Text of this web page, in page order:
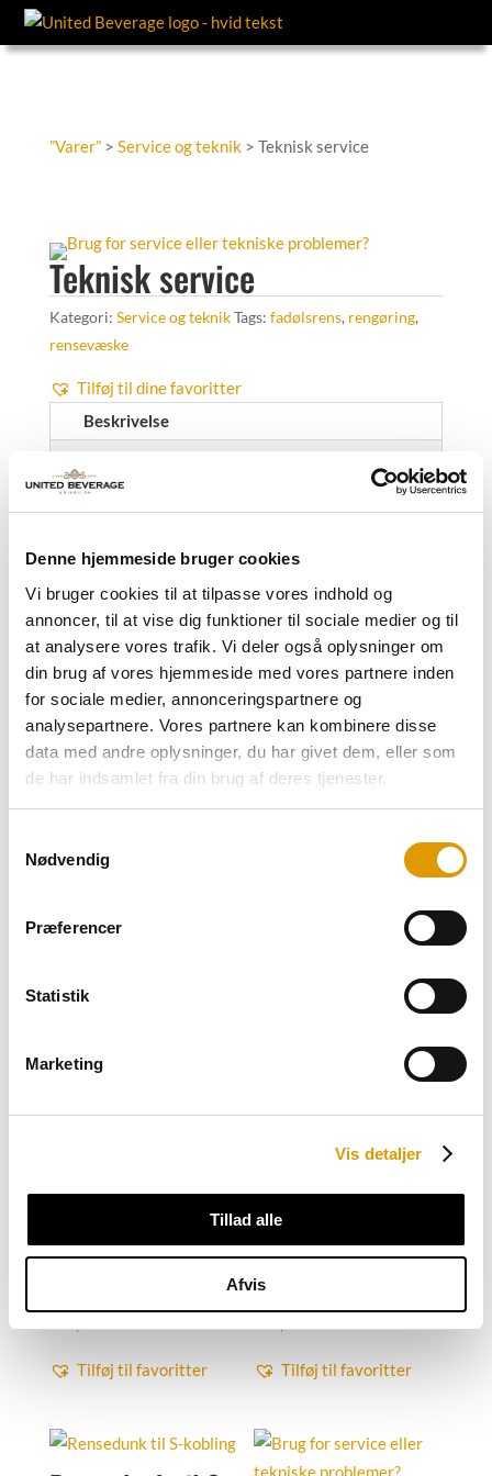
Denne hjemmeside bruger cookies
Vi bruger cookies til at tilpasse vores indhold og
annoncer, til at vise dig funktioner til sociale medier og til
at analysere vores trafik. Vi deler også oplysninger om
din brug af vores hjemmeside med vores partnere inden
for sociale medier, annonceringspartnere og
analysepartnere. Vores partnere kan kombinere disse
data med andre oplysninger, du har givet dem, eller som
de har indsamlet fra din brug af deres tjenester.
Nødvendig
Præferencer
Statistik
Marketing
Vis detaljer
Tillad alle
Afvis
”Varer”> Service og teknik> Teknisk service
Teknisk service
Kategori: Service og teknikTags: fadølsrens, rengøring,
rensevæske
Tilføj til dine favoritter
Beskrivelse
Teknisk service udbydes i hele Danmark
Timer mellem 08:00 – 16:00 575,00
kr.
Timer mellem 16:00 - 08:00 775,00
kr.
Kørsel pr. km i hele Danmark 4,50 kr.
(Ekskl. transport til ikke bro-faste øer - kun efter
nærmere aftale)
Udkaldstimer weekend & helligdage
afregnes efter aftale
Ovennævnte er baseret på priser ved
prisudviklingen.
Tilføj til favoritter
Rensedunk til A-
kobling
Tilføj til favoritter